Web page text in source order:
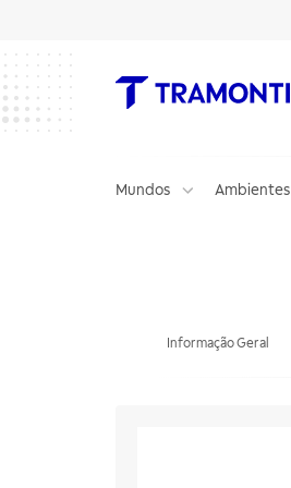
Mundos Ambientes
Informação Geral